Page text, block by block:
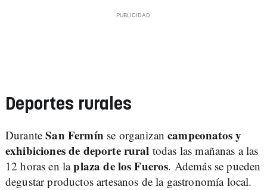
Deportes rurales
DuranteSan Fermínse organizancampeonatos y
exhibiciones de deporte rural todas las mañanas a las
12 horas en laplaza de los Fueros. Además se pueden
degustar productos artesanos de la gastronomía local.